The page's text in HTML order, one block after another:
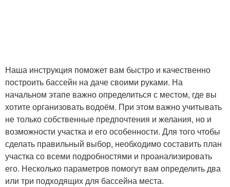
Наша инструкция поможет вам быстро и качественно
построить бассейн на даче своими руками. На
начальном этапе важно определиться с местом, где вы
хотите организовать водоём. При этом важно учитывать
не только собственные предпочтения и желания, но и
возможности участка и его особенности. Для того чтобы
сделать правильный выбор, необходимо составить план
участка со всеми подробностями и проанализировать
его. Несколько параметров помогут вам определить два
или три подходящих для бассейна места.